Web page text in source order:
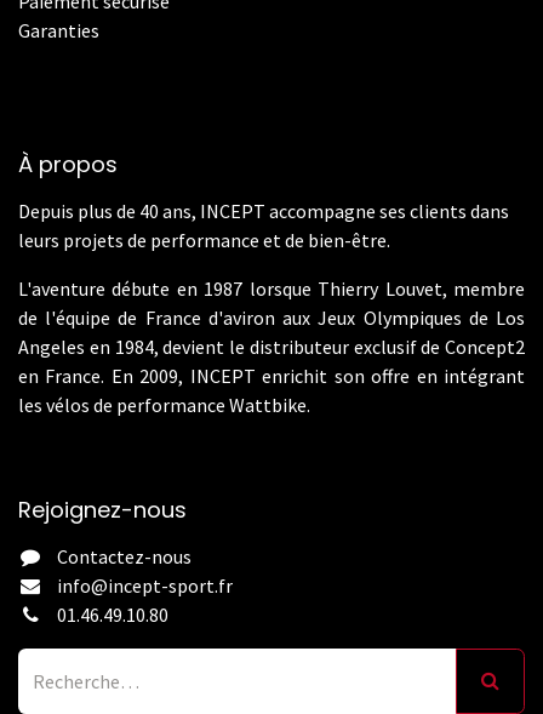
Garanties
À propos
Depuis plus de 40 ans, INCEPT accompagne ses clients dans
leurs projets de performance et de bien-être.
L'aventure débute en 1987 lorsque Thierry Louvet, membre
de l'équipe de France d'aviron aux Jeux Olympiques de Los
Angeles en 1984, devient le distributeur exclusif de Concept2
en France. En 2009, INCEPT enrichit son offre en intégrant
les vélos de performance Wattbike.
Rejoignez-nous
Contactez-nous
info@incept-sport.fr
01.46.49.10.80